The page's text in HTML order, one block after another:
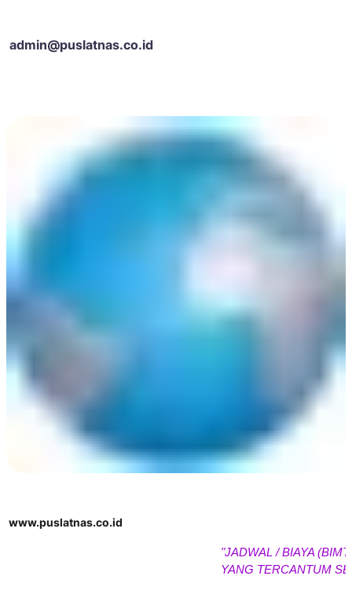
admin@puslatnas.co.id
www.puslatnas.co.id
"JADWAL / BIAYA (BIMTEK
YANG TERCANTUM